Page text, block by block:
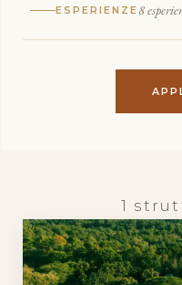
ESPERIENZE8
1